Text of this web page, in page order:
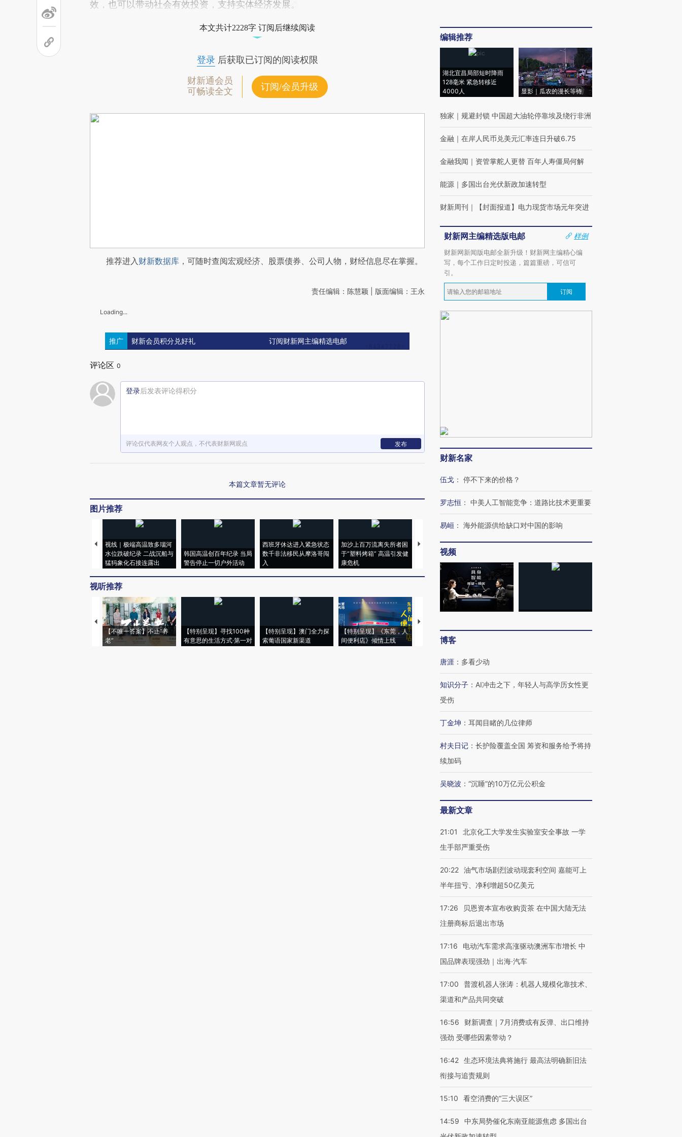
效，也可以带动社会有效投资，支持实体经济发展。
本文共计2228字 订阅后继续阅读
登录后获取已订阅的阅读权限
财新通会员
可畅读全文
订阅/会员升级
推荐进入财新数据库 ，可随时查阅宏观经济、股票债券、公司人物，财经信息尽在掌握。
责任编辑：陈慧颖 | 版面编辑：王永
Loading...
推广 财新会员积分兑好礼 订阅财新网主编精选电邮
评论区 0
登录后发表评论得积分
评论仅代表网友个人观点，不代表财新网观点 发布
本篇文章暂无评论
图片推荐
视线｜极端高温致多瑙河
水位跌破纪录 二战沉船与
猛犸象化石接连露出
韩国高温创百年纪录 当局
警告停止一切户外活动
西班牙休达进入紧急状态
数千非法移民从摩洛哥闯
入
加沙上百万流离失所者困
于“塑料烤箱” 高温引发健
康危机
视线｜HYROX的吸金
术：是什么让中产们甘
心“花钱找虐”？
马航飞行员跨国走私7万
毒品
视线｜被称为“蟑螂”的印
育部长拱下台
视听推荐
【不唯一答案】不止“养
老”
【特别呈现】寻找100种
有意思的生活方式·第一对
【特别呈现】澳门全力探
索葡语国家新渠道
【特别呈现】《东莞，人
间便利店》倾情上线
【推广】走进第四届链博
会，让数智科技“链”接产
【特别呈现】寻找100种
CFO：不靠规模取胜，华
编辑推荐
湖北宜昌局部短时降雨
128毫米 紧急转移近
4000人
显影｜瓜农的漫长等待
独家 ｜ 规避封锁 中国超大油轮停靠埃及绕行非洲
金融 ｜ 在岸人民币兑美元汇率连日升破6.75
金融我闻 ｜ 资管掌舵人更替 百年人寿僵局何解
能源 ｜ 多国出台光伏新政加速转型
财新周刊 ｜ 【封面报道】电力现货市场元年突进
财新网主编精选版电邮
样例
财新网新闻版电邮全新升级！财新网主编精心编
写，每个工作日定时投递，篇篇重磅，可信可
引。
订阅
财新名家
伍戈 ： 停不下来的价格？
罗志恒 ： 中美人工智能竞争：道路比技术更重要
易峘 ： 海外能源供给缺口对中国的影响
视频
博客
唐涯 ： 多看少动
知识分子 ： AI冲击之下，年轻人与高学历女性更
受伤
丁金坤 ： 耳闻目睹的几位律师
村夫日记 ： 长护险覆盖全国 筹资和服务给予将持
续加码
吴晓波 ： “沉睡”的10万亿元公积金
最新文章
21:01
北京化工大学发生实验室安全事故 一学
生手部严重受伤
20:22 油气市场剧烈波动现套利空间 嘉能可上
半年扭亏、净利增超50亿美元
17:26
贝恩资本宣布收购贡茶 在中国大陆无法
注册商标后退出市场
17:16
电动汽车需求高涨驱动澳洲车市增长 中
国品牌表现强劲｜出海·汽车
17:00
普渡机器人张涛：机器人规模化靠技术、
渠道和产品共同突破
16:56
财新调查｜7月消费或有反弹、出口维持
强劲 受哪些因素带动？
16:42 生态环境法典将施行 最高法明确新旧法
衔接与追责规则
15:10 看空消费的“三大误区”
14:59
中东局势催化东南亚能源焦虑 多国出台